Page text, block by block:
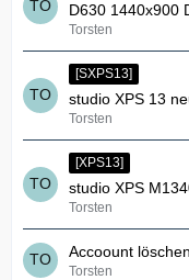
D630 1440x900
Torsten
[SXPS13]
studio XPS 13
Torsten
[XPS13]
studio XPS
Torsten
Accoount
Torsten